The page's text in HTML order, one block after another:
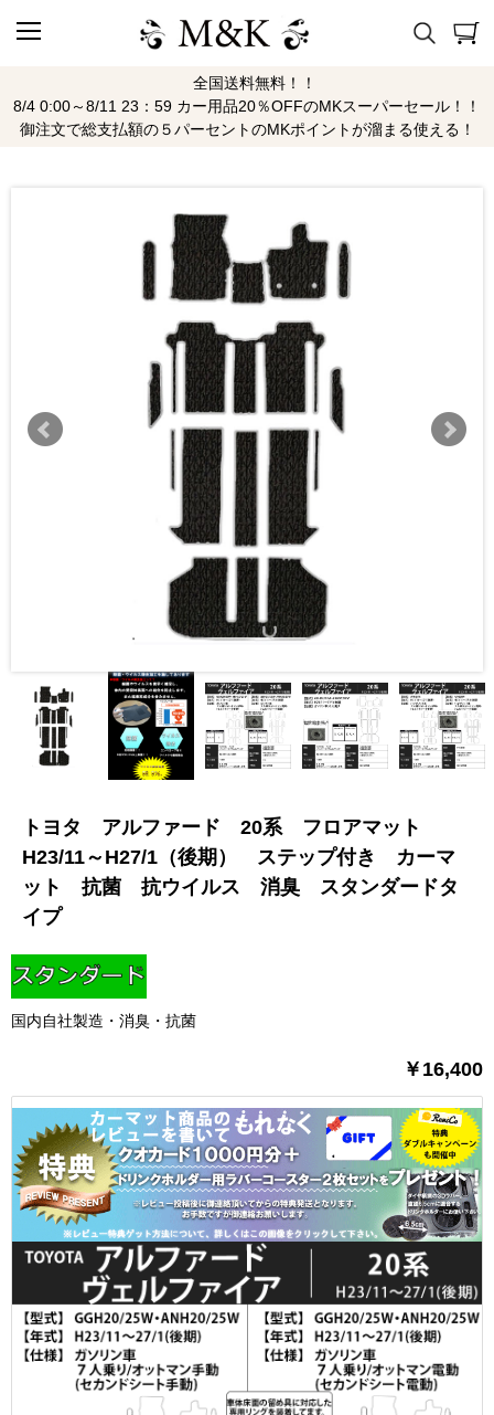
全国送料無料！！
8/4 0:00～8/11 23：59 カー用品20％OFFのMKスーパーセール！！
御注文で総支払額の５パーセントのMKポイントが溜まる使える！
トヨタ アルファード 20系 フロアマット
H23/11～H27/1（後期） ステップ付き カーマ
ット 抗菌 抗ウイルス 消臭 スタンダードタ
イプ
国内自社製造・消臭・抗菌
￥16,400